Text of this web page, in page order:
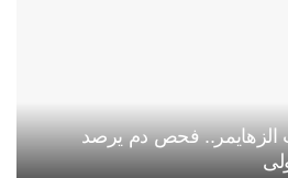
الزهايمر.. فحص دم يرصد